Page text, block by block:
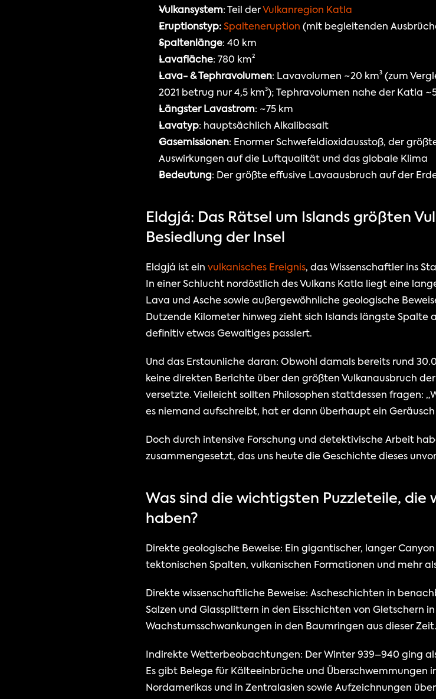
Vulkansystem: Teil der Vulkanregion Katla
Eruptionstyp: Spalteneruption (mit begleitenden
Spaltenlänge: 40 km
Lavafläche: 780 km²
Lava- & Tephravolumen: Lavavolumen ~20 km³ (zum
2021 betrug nur 4,5 km³); Tephravolumen nahe der Katla
Längster Lavastrom: ~75 km
Lavatyp: hauptsächlich Alkalibasalt
Gasemissionen: Enormer Schwefeldioxidausstoß, der
Auswirkungen auf die Luftqualität und das globale Klima
Bedeutung: Der größte effusive Lavaausbruch auf der
Eldgjá: Das Rätsel um Islands größten
Besiedlung der Insel
Eldgjá ist ein vulkanisches Ereignis, das Wissenschaftler ins
In einer Schlucht nordöstlich des Vulkans Katla liegt eine
Lava und Asche sowie außergewöhnliche geologische
Dutzende Kilometer hinweg zieht sich Islands längste Spalte
definitiv etwas Gewaltiges passiert.
Und das Erstaunliche daran: Obwohl damals bereits rund
keine direkten Berichte über den größten Vulkanausbruch
versetzte. Vielleicht sollten Philosophen stattdessen fragen:
es niemand aufschreibt, hat er dann überhaupt ein
Doch durch intensive Forschung und detektivische Arbeit
zusammengesetzt, das uns heute die Geschichte dieses
Was sind die wichtigsten Puzzleteile, die
haben?
Direkte geologische Beweise: Ein gigantischer, langer
tektonischen Spalten, vulkanischen Formationen und mehr
Direkte wissenschaftliche Beweise: Ascheschichten in
Salzen und Glassplittern in den Eisschichten von Gletschern
Wachstumsschwankungen in den Baumringen aus dieser Zeit.
Indirekte Wetterbeobachtungen: Der Winter 939–940 ging
Es gibt Belege für Kälteeinbrüche und Überschwemmungen
Nordamerikas und in Zentralasien sowie Aufzeichnungen